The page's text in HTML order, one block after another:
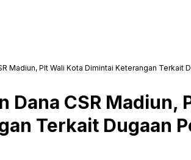
Madiun, Plt Wali Kota Dimintai Keterangan Terkait
Dana CSR Madiun,
Terkait Dugaan